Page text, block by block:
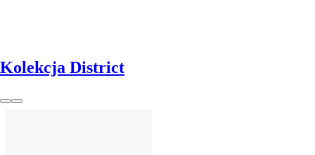
Kolekcja District